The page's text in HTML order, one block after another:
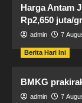
Harga Antam
Rp2,650 juta/gr
admin 7
Berita Hari Ini
BMKG
admin 7